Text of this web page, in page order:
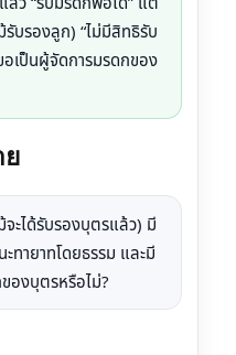
บรองลูก) “ไม่มีสิทธิรับ
อเป็นผู้จัดการมรดกของ
ะได้รับรองบุตรแล้ว) มี
ทายาทโดยธรรม และมี
องบุตรหรือไม่?